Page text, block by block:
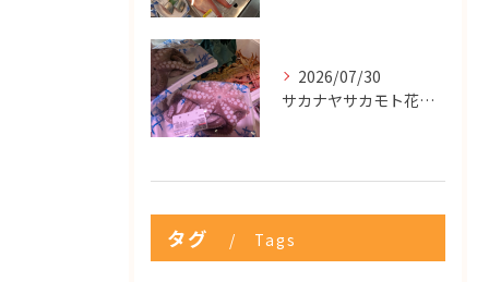
2026/07/30
サカナヤサカモト花園店
タグ Tags